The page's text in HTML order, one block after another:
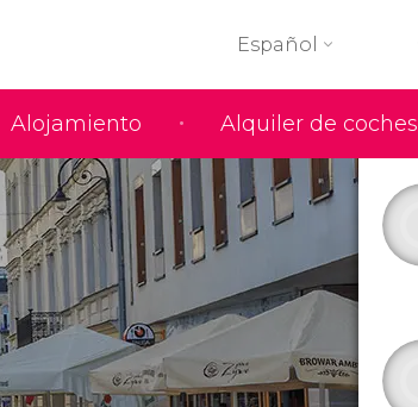
Alojamiento Alquiler de coches
Español